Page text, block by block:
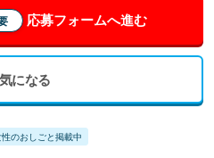
応募フォームへ進む
気になる
性のおしごと掲載中